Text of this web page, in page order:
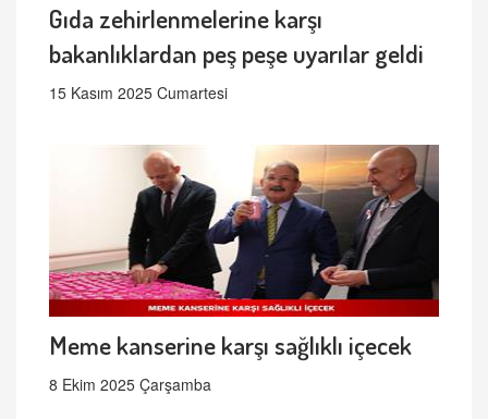
Gıda zehirlenmelerine karşı
bakanlıklardan peş peşe uyarılar geldi
15 Kasım 2025 Cumartesi
Meme kanserine karşı sağlıklı içecek
8 Ekim 2025 Çarşamba